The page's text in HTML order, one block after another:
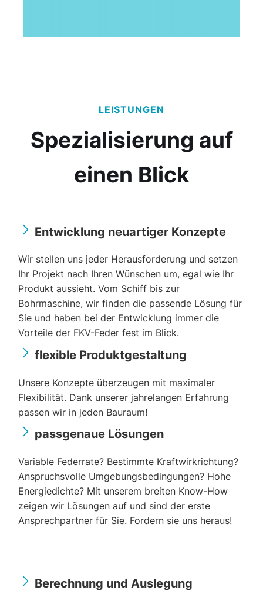
LEISTUNGEN
Spezialisierung auf
einen Blick
Entwicklung neuartiger Konzepte
Wir stellen uns jeder Herausforderung und setzen
Ihr Projekt nach Ihren Wünschen um, egal wie Ihr
Produkt aussieht. Vom Schiff bis zur
Bohrmaschine, wir finden die passende Lösung für
Sie und haben bei der Entwicklung immer die
Vorteile der FKV-Feder fest im Blick.
flexible Produktgestaltung
Unsere Konzepte überzeugen mit maximaler
Flexibilität. Dank unserer jahrelangen Erfahrung
passen wir in jeden Bauraum!
passgenaue Lösungen
Variable Federrate? Bestimmte Kraftwirkrichtung?
Anspruchsvolle Umgebungsbedingungen? Hohe
Energiedichte? Mit unserem breiten Know-How
zeigen wir Lösungen auf und sind der erste
Ansprechpartner für Sie. Fordern sie uns heraus!
Berechnung und Auslegung